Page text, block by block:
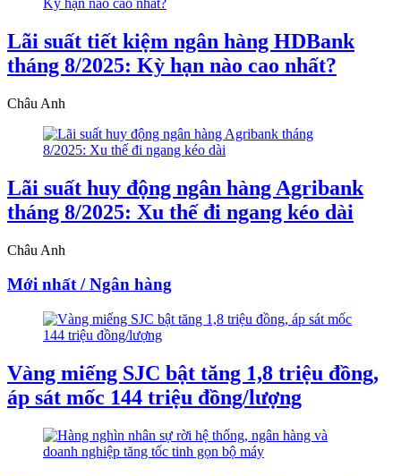
Lãi suất tiết kiệm ngân hàng HDBank
tháng 8/2025: Kỳ hạn nào cao nhất?
Châu Anh
Lãi suất huy động ngân hàng Agribank
tháng 8/2025: Xu thế đi ngang kéo dài
Châu Anh
Mới nhất / Ngân hàng
Vàng miếng SJC bật tăng 1,8 triệu đồng,
áp sát mốc 144 triệu đồng/lượng